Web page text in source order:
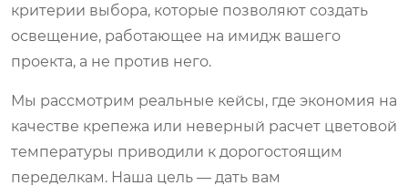
критерии выбора, которые позволяют создать
освещение, работающее на имидж вашего
проекта, а не против него.
Мы рассмотрим реальные кейсы, где экономия на
качестве крепежа или неверный расчет цветовой
температуры приводили к дорогостоящим
переделкам. Наша цель — дать вам